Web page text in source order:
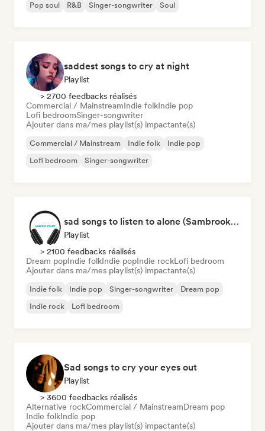
Pop soul
R&B Singer-songwriter Soul
saddest songs to cry at night
Playlist
> 2700 feedbacks réalisés
Commercial / MainstreamIndie folkIndie pop
Lofi bedroomSinger-songwriter
Ajouter dans ma/mes playlist(s) impactante(s)
Commercial / Mainstream Indie folk
Indie pop
Lofi bedroom
Singer-songwriter
sad songs to listen to alone (Sambrook Sounds)
Playlist
> 2100 feedbacks réalisés
Dream popIndie folkIndie popIndie rockLofi bedroom
Ajouter dans ma/mes playlist(s) impactante(s)
Indie folk Indie pop Singer-songwriter
Dream pop
Indie rock
Lofi bedroom
Sad songs to cry your eyes out
Playlist
> 3600 feedbacks réalisés
Alternative rockCommercial / MainstreamDream pop
Indie folkIndie pop
Ajouter dans ma/mes playlist(s) impactante(s)